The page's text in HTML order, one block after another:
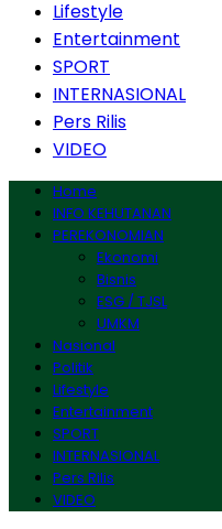
Lifestyle
Entertainment
SPORT
INTERNASIONAL
Pers Rilis
VIDEO
Home
INFO KEHUTANAN
PEREKONOMIAN
Ekonomi
Bisnis
ESG / TJSL
UMKM
Nasional
Politik
Lifestyle
Entertainment
SPORT
INTERNASIONAL
Pers Rilis
VIDEO